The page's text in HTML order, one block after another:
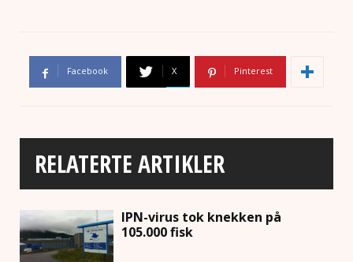
Facebook X Pinterest
RELATERTE ARTIKLER
IPN-virus tok knekken på
105.000 fisk